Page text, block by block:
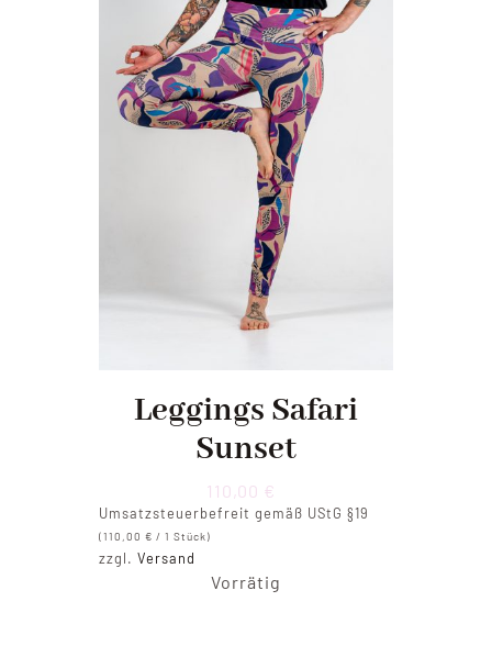
Leggings Safari
Sunset
110,00 €
Umsatzsteuerbefreit gemäß UStG §19
(110,00€ / 1 Stück)
zzgl.Versand
Vorrätig